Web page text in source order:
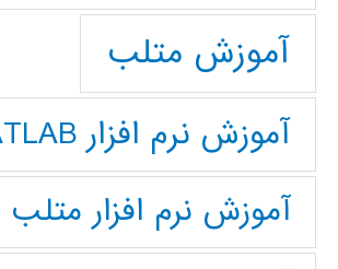
آموزش متلب
آموزش نرم افزار MATLAB
آموزش نرم افزار متلب